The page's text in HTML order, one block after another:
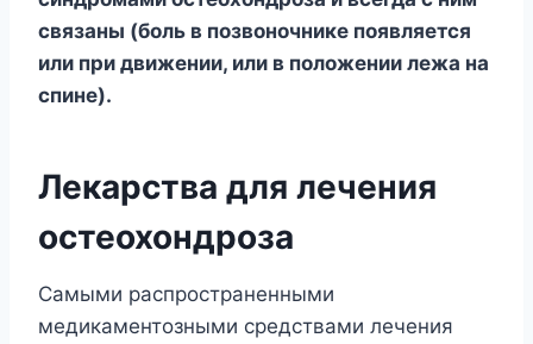
связаны (боль в позвоночнике появляется
или при движении, или в положении лежа на
спине).
Лекарства для лечения
остеохондроза
Самыми распространенными
медикаментозными средствами лечения